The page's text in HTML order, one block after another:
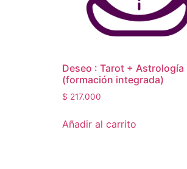
Deseo : Tarot + Astrología
(formación integrada)
$ 217.000
Añadir al carrito